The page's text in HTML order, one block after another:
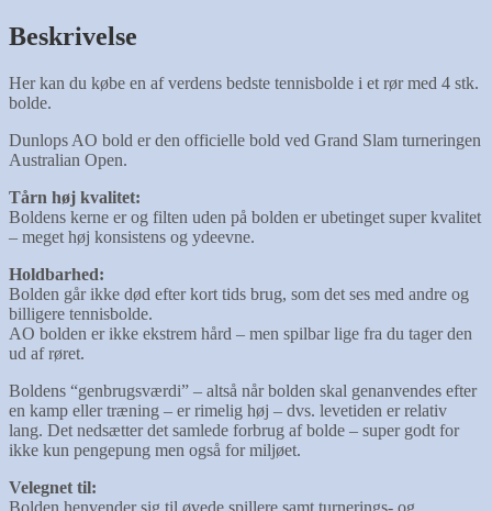
Beskrivelse
Her kan du købe en af verdens bedste tennisbolde i et rør med 4 stk.
bolde.
Dunlops AO bold er den officielle bold ved Grand Slam turneringen
Australian Open.
Tårn høj kvalitet:
Boldens kerne er og filten uden på bolden er ubetinget super kvalitet
– meget høj konsistens og ydeevne.
Holdbarhed:
Bolden går ikke død efter kort tids brug, som det ses med andre og
billigere tennisbolde.
AO bolden er ikke ekstrem hård – men spilbar lige fra du tager den
ud af røret.
Boldens “genbrugsværdi” – altså når bolden skal genanvendes efter
en kamp eller træning – er rimelig høj – dvs. levetiden er relativ
lang. Det nedsætter det samlede forbrug af bolde – super godt for
ikke kun pengepung men også for miljøet.
Velegnet til:
Bolden henvender sig til øvede spillere samt turnerings- og